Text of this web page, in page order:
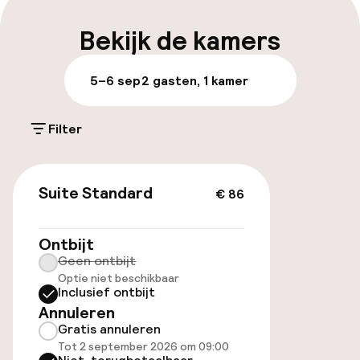
Parkeren & mobiliteit
Openbaar parkeren
Fietsverhuur
Zwemmen & wellness
Massage
Entertainment
Gratis wifi
Eet- en drinkgelegenheden
Bekijk de kamers
5–6 sep2 gasten, 1 kamer
Filter
€ 86
Suite Standard
Ontbijt
Geen ontbijt
Optie niet beschikbaar
Inclusief ontbijt
Annuleren
Gratis annuleren
Tot 2 september 2026 om 09:00